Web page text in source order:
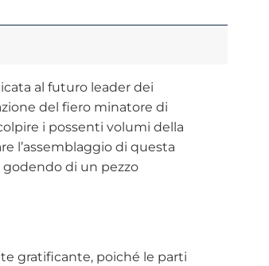
al futuro leader dei
del fiero minatore di
i possenti volumi della
l’assemblaggio di questa
di un pezzo
gratificante, poiché le parti